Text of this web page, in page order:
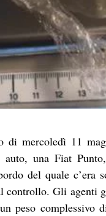
mercoledì 11
auto, una Fiat
del quale c’era
controllo. Gli agenti
peso